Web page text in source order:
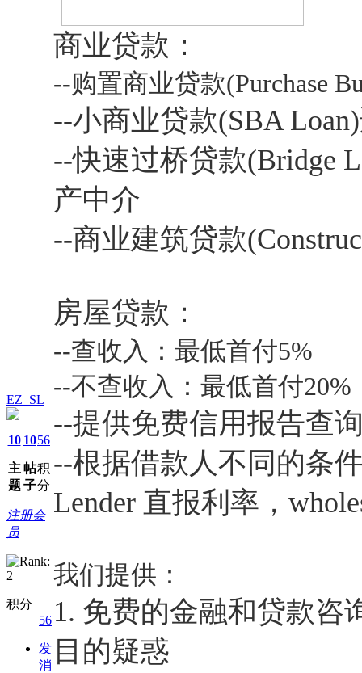
EZ_SL
10
主
题
10
帖
子
56
积
分
注册会
员
积分
56
发
消
商业贷款：
--购置商业贷款(Purchase
--小商业贷款(SBA Loan)
--快速过桥贷款(Bridge
产中介
--商业建筑贷款
房屋贷款：
--查收入：最低首付5%
--不查收入：最低首付
--提供免费信用报告查
--根据借款人不同的条
Lender 直报利率，
我们提供：
1. 免费的金融和贷款咨
目的疑惑